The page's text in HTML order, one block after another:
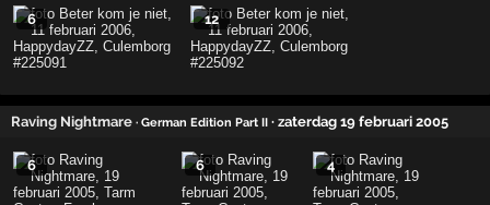
6 12
Raving Nightmare · German Edition Part II · zaterdag 19 februari 2005
6 6 4